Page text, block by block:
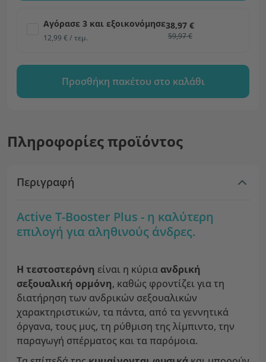
Αγόρασε 3 και εξοικονόμησε
12,99 € / τεμ.
38,97 €
59,97 €
Προσθήκη πακέτου στο καλάθι
Πληροφορίες προϊόντος
Περιγραφή
Active T-Booster Plus - η καλύτερη
επιλογή για αληθινούς άνδρες.
Η τεστοστερόνη είναι η κύρια ανδρική
σεξουαλική ορμόνη, καθώς φροντίζει για τη
διατήρηση των ανδρικών σεξουαλικών
χαρακτηριστικών, τα πάντα, από τα γεννητικά
όργανα, τους μυς, τη ρύθμιση της λίμπιντο, την
παραγωγή σπέρματος και τα παρόμοια.